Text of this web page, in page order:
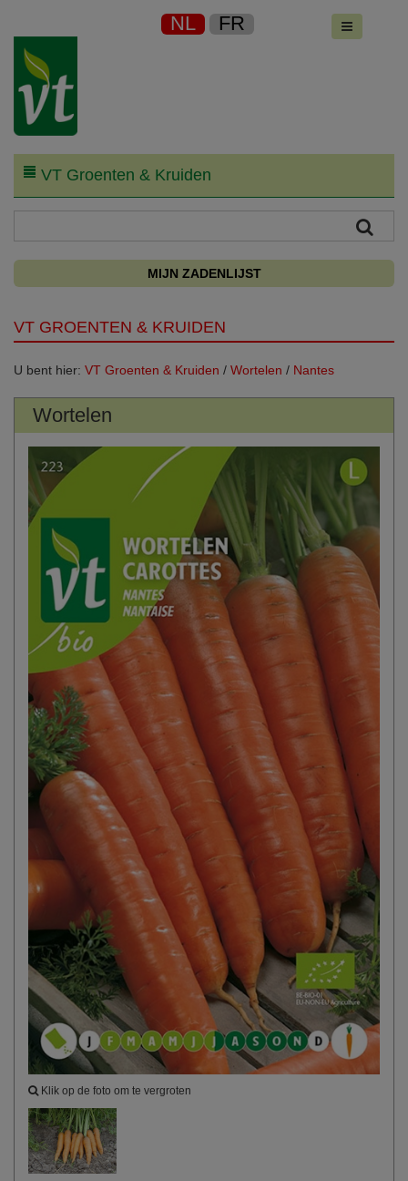
NL FR
VT Groenten & Kruiden
MIJN ZADENLIJST
VT GROENTEN & KRUIDEN
U bent hier: VT Groenten & Kruiden / Wortelen / Nantes
Wortelen
Klik op de foto om te vergroten